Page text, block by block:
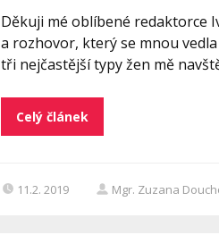
Děkuji mé oblíbené redaktorce
a rozhovor, který se mnou
tři nejčastější typy žen mě
Celý článek
11.2. 2019 Mgr. Zuzana